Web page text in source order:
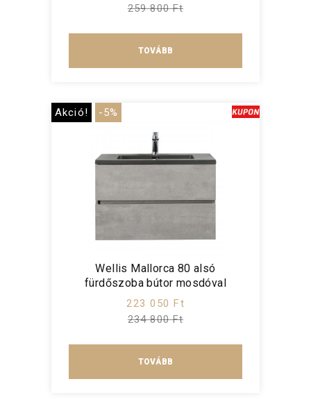
259 800 Ft
TOVÁBB
Akció! -5%
Wellis Mallorca 80 alsó
fürdőszoba bútor mosdóval
223 050 Ft
234 800 Ft
TOVÁBB